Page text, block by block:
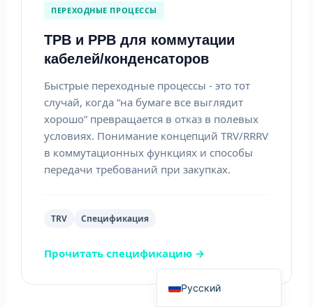
ПЕРЕХОДНЫЕ ПРОЦЕССЫ
ТРВ и РРВ для коммутации
кабелей/конденсаторов
Быстрые переходные процессы - это тот
случай, когда “на бумаге все выглядит
хорошо” превращается в отказ в полевых
условиях. Понимание концепций TRV/RRRV
в коммутационных функциях и способы
передачи требований при закупках.
TRV Спецификация
Прочитать спецификацию →
Русский
Italiano
Deutsch
العربية
Español